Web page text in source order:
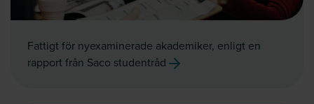
Fattigt för nyexaminerade akademiker, enligt en
rapport från Saco studentråd